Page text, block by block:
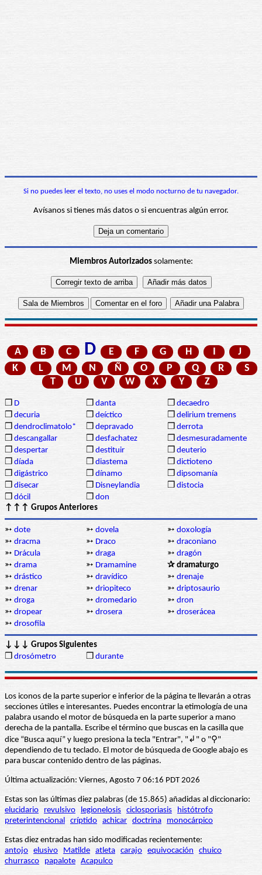
Si no puedes leer el texto, no uses el modo nocturno de tu navegador.
Avísanos si tienes más datos o si encuentras algún error.
Miembros Autorizadossolamente:
A B C D E F G H I
J
K
L M N Ñ O P Q R
S
T
U V W X Y Z
❒ D ❒ danta ❒ decaedro
❒ decuria ❒ deíctico ❒ delirium tremens
❒ dendroclimatolo* ❒ depravado ❒ derrota
❒ descangallar ❒ desfachatez ❒ desmesuradamente
❒ despertar ❒ destituir ❒ deuterio
❒ díada ❒ diastema ❒ dictioteno
❒ digástrico ❒ dínamo ❒ dipsomanía
❒ disecar ❒ Disneylandia ❒ distocia
❒ dócil ❒ don
↑↑↑ Grupos Anteriores
➳ dote ➳ dovela ➳ doxología
➳ dracma ➳ Draco ➳ draconiano
➳ Drácula ➳ draga ➳ dragón
➳ drama ➳ Dramamine
✰ dramaturgo
➳ drástico ➳ dravídico ➳ drenaje
➳ drenar ➳ driopiteco ➳ driptosaurio
➳ droga ➳ dromedario ➳ dron
➳ dropear ➳ drosera ➳ droserácea
➳ drosofila
↓↓↓ Grupos Siguientes
❒ drosómetro ❒ durante
Los iconos de la parte superior e inferior de la página te llevarán a otras
secciones útiles e interesantes. Puedes encontrar la etimología de una
palabra usando el motor de búsqueda en la parte superior a mano
derecha de la pantalla. Escribe el término que buscas en la casilla que
dice “Busca aquí” y luego presiona la tecla "Entrar", "↲" o "⚲"
dependiendo de tu teclado. El motor de búsqueda de Google abajo es
para buscar contenido dentro de las páginas.
Última actualización: Viernes, Agosto 7 06:16 PDT 2026
Estas son las últimas diez palabras (de 15.865) añadidas al diccionario:
elucidario
revulsivo legionelosis ciclosporiasis
histótrofo
preterintencional críptido achicar doctrina monocárpico
Estas diez entradas han sido modificadas recientemente:
antojo elusivo Matilde atleta carajo equivocación
chuico
churrasco
papalote Acapulco